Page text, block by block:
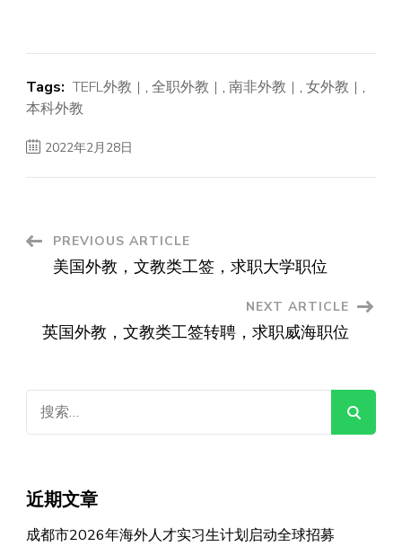
Tags: TEFL外教 , 全职外教 , 南非外教 , 女外教
,
本科外教
2022年2月28日
Post
Navigation
PREVIOUS ARTICLE
美国外教，文教类工签，求职大学职位
NEXT ARTICLE
英国外教，文教类工签转聘，求职威海职位
索：
近期文章
成都市2026年海外人才实习生计划启动全球招募